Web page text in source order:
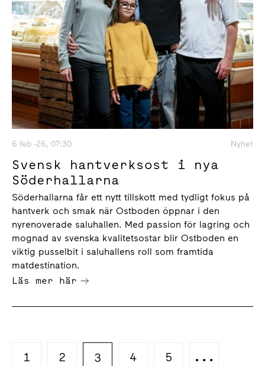
6 feb -26, 07:30 Nyhet
Svensk hantverksost i nya
Söderhallarna
Söderhallarna får ett nytt tillskott med tydligt fokus på
hantverk och smak när Ostboden öppnar i den
nyrenoverade saluhallen. Med passion för lagring och
mognad av svenska kvalitetsostar blir Ostboden en
viktig pusselbit i saluhallens roll som framtida
matdestination.
Läs mer här
1 2 3 4 5 ...